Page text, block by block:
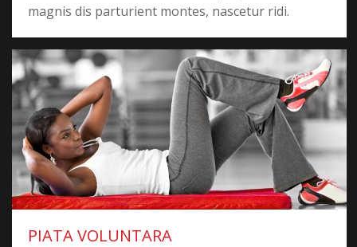
magnis dis parturient montes, nascetur ridi.
PIATA VOLUNTARA